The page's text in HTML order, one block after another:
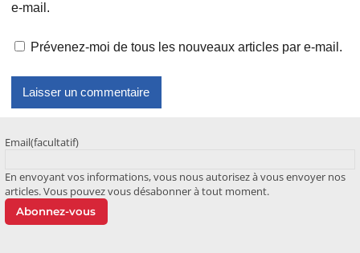
e-mail.
Prévenez-moi de tous les nouveaux articles par e-mail.
Email(facultatif)
En envoyant vos informations, vous nous autorisez à vous envoyer nos
articles. Vous pouvez vous désabonner à tout moment.
Abonnez-vous